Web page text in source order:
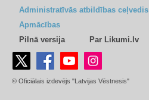
Administratīvās atbildības ceļvedis
Apmācības
Pilnā versija
Par Likumi.lv
© Oficiālais izdevējs "Latvijas Vēstnesis"